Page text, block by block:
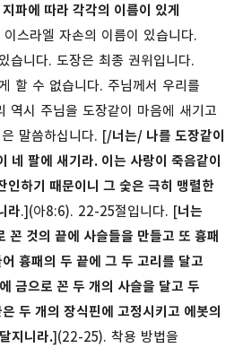
파에 따라 각각의 이름이 있게
스라엘 자손의 이름이 있습니다.
습니다. 도장은 최종 권위입니다.
할 수 없습니다. 주님께서 우리를
역시 주님을 도장같이 마음에 새기고
말씀하십니다. [/너는/ 나를 도장같이
네 팔에 새기라. 이는 사랑이 죽음같이
인하기 때문이니 그 숯은 극히 맹렬한
라.](아8:6). 22-25절입니다. [너는
것의 끝에 사슬들을 만들고 또 흉패
흉패의 두 끝에 그 두 고리를 달고
금으로 꼰 두 개의 사슬을 달고 두
두 개의 장식핀에 고정시키고 에봇의
지니라.](22-25). 착용 방법을